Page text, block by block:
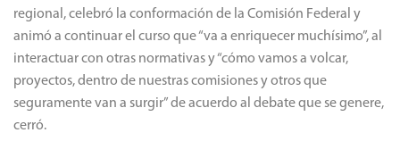
regional, celebró la conformación de la Comisión Federal y
animó a continuar el curso que “va a enriquecer muchísimo”, al
interactuar con otras normativas y “cómo vamos a volcar,
proyectos, dentro de nuestras comisiones y otros que
seguramente van a surgir” de acuerdo al debate que se genere,
cerró.